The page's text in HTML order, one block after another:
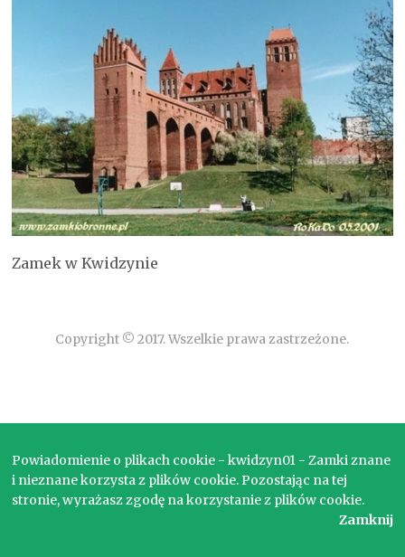
Zamek w Kwidzynie
Copyright © 2017. Wszelkie prawa zastrzeżone.
Powiadomienie o plikach cookie - kwidzyn01 - Zamki znane
i nieznane korzysta z plików cookie. Pozostając na tej
stronie, wyrażasz zgodę na korzystanie z plików cookie.
Zamknij